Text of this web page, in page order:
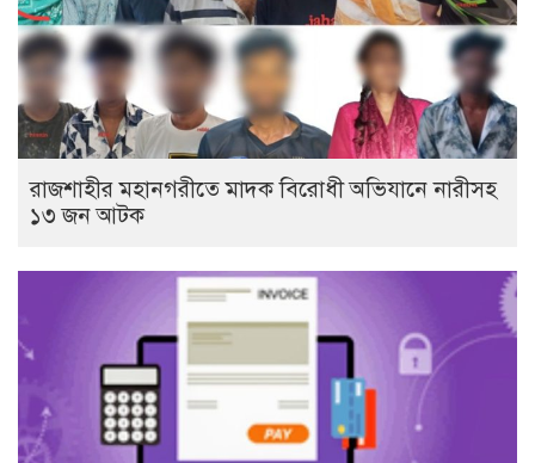
রাজশাহীর মহানগরীতে মাদক বিরোধী অভিযানে নারীসহ
১৩ জন আটক